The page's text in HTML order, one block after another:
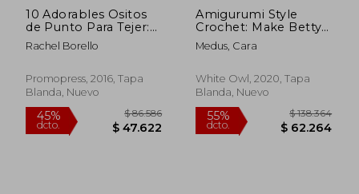
10 Adorables Ositos
de Punto Para Tejer:
Con Todas sus Ropas
y Accesorios
Rachel Borello
Promopress, 2016, Tapa
Blanda, Nuevo
Amigurumi Style
Crochet: Make Betty
& Bert and Dress
Them in Vintage
Doll's Clothes and
Accessories (en
Medus, Cara
White Owl, 2020, Tapa
Blanda, Nuevo